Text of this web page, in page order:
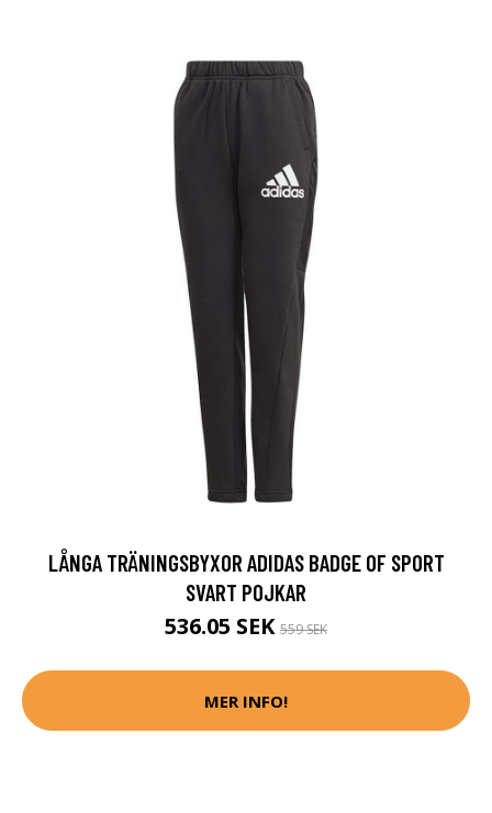
LÅNGA TRÄNINGSBYXOR ADIDAS BADGE OF SPORT
SVART POJKAR
536.05 SEK 559 SEK
MER INFO!